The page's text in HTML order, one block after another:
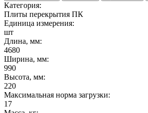
Категория:
Плиты перекрытия ПК
Единица измерения:
шт
Длина, мм:
4680
Ширина, мм:
990
Высота, мм:
220
Максимальная норма загрузки:
17